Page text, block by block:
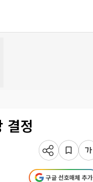
결정
구글 선호매체 추가